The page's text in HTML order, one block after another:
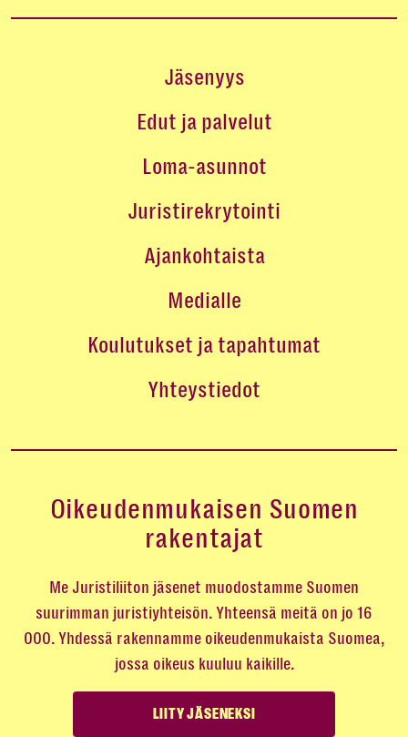
Jäsenyys
Edut ja palvelut
Loma-asunnot
Juristirekrytointi
Ajankohtaista
Medialle
Koulutukset ja tapahtumat
Yhteystiedot
Oikeudenmukaisen Suomen
rakentajat
Me Juristiliiton jäsenet muodostamme Suomen
suurimman juristiyhteisön. Yhteensä meitä on jo 16
000. Yhdessä rakennamme oikeudenmukaista Suomea,
jossa oikeus kuuluu kaikille.
LIITY JÄSENEKSI